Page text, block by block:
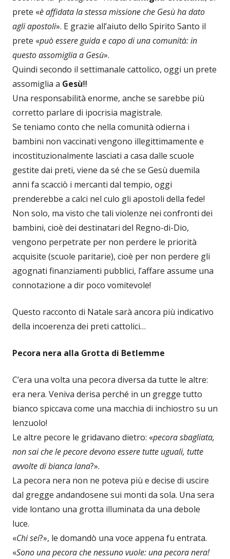
prete «è affidata la stessa missione che Gesù ha dato
agli apostoli». E grazie all’aiuto dello Spirito Santo il
prete «può essere guida e capo di una comunità: in
questo assomiglia a Gesù».
Quindi secondo il settimanale cattolico, oggi un prete
assomiglia a Gesù!!!
Una responsabilità enorme, anche se sarebbe più
corretto parlare di ipocrisia magistrale.
Se teniamo conto che nella comunità odierna i
bambini non vaccinati vengono illegittimamente e
incostituzionalmente lasciati a casa dalle scuole
gestite dai preti, viene da sé che se Gesù duemila
anni fa scacciò i mercanti dal tempio, oggi
prenderebbe a calci nel culo gli apostoli della fede!
Non solo, ma visto che tali violenze nei confronti dei
bambini, cioè dei destinatari del Regno-di-Dio,
vengono perpetrate per non perdere le priorità
acquisite (scuole paritarie), cioè per non perdere gli
agognati finanziamenti pubblici, l’affare assume una
connotazione a dir poco vomitevole!
Questo racconto di Natale sarà ancora più indicativo
della incoerenza dei preti cattolici…
Pecora nera alla Grotta di Betlemme
C’era una volta una pecora diversa da tutte le altre:
era nera. Veniva derisa perché in un gregge tutto
bianco spiccava come una macchia di inchiostro su un
lenzuolo!
Le altre pecore le gridavano dietro: «pecora sbagliata,
non sai che le pecore devono essere tutte uguali, tutte
avvolte di bianca lana?».
La pecora nera non ne poteva più e decise di uscire
dal gregge andandosene sui monti da sola. Una sera
vide lontano una grotta illuminata da una debole
luce.
«Chi sei?», le domandò una voce appena fu entrata.
«Sono una pecora che nessuno vuole: una pecora nera!